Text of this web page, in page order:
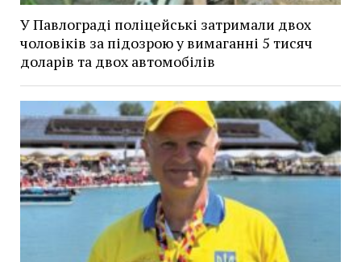
У Павлограді поліцейські затримали двох
чоловіків за підозрою у вимаганні 5 тисяч
доларів та двох автомобілів